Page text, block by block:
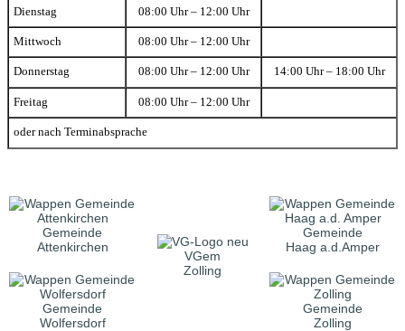
Dienstag 08:00 Uhr – 12:00 Uhr
Mittwoch 08:00 Uhr – 12:00 Uhr
Donnerstag 08:00 Uhr – 12:00 Uhr 14:00 Uhr – 18:00 Uhr
Freitag 08:00 Uhr – 12:00 Uhr
oder nach Terminabsprache
Gemeinde
Attenkirchen
VGem
Zolling
Gemeinde
Haag a.d.Amper
Gemeinde
Wolfersdorf
Gemeinde
Zolling